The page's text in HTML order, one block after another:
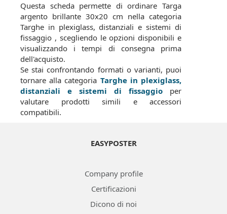
Questa scheda permette di ordinare Targa
argento brillante 30x20 cm nella categoria
Targhe in plexiglass, distanziali e sistemi di
fissaggio , scegliendo le opzioni disponibili e
visualizzando i tempi di consegna prima
dell'acquisto.
Se stai confrontando formati o varianti, puoi
tornare alla categoria Targhe in plexiglass,
distanziali e sistemi di fissaggio per
valutare prodotti simili e accessori
compatibili.
EASYPOSTER
Company profile
Certificazioni
Dicono di noi